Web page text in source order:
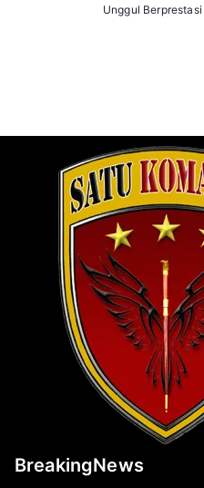
Unggul Berprestasi
BreakingNews